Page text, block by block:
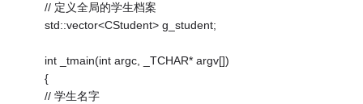
// 定义全局的学生档案
std::vector<CStudent> g_student;
int _tmain(int argc, _TCHAR* argv[])
{
// 学生名字